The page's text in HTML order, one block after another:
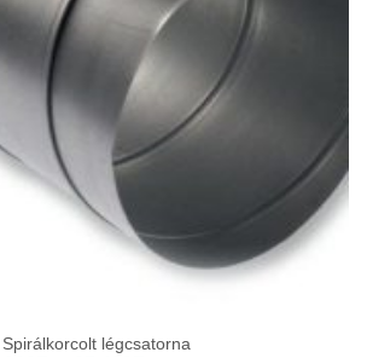
Spirálkorcolt légcsatorna